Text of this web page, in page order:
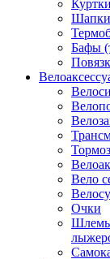
Шапки
Бафы
Вело
Очки
Шлемы